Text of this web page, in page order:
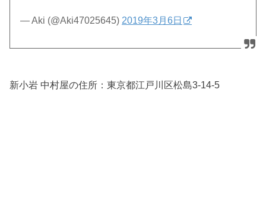
— Aki (@Aki47025645) 2019年3月6日
新小岩 中村屋の住所：東京都江戸川区松島3-14-5